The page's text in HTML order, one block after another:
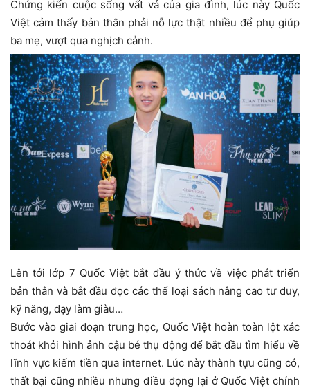
Chứng kiến cuộc sống vất vả của gia đình, lúc này Quốc
Việt cảm thấy bản thân phải nỗ lực thật nhiều để phụ giúp
ba mẹ, vượt qua nghịch cảnh.
Lên tới lớp 7 Quốc Việt bắt đầu ý thức về việc phát triển
bản thân và bắt đầu đọc các thể loại sách nâng cao tư duy,
kỹ năng, dạy làm giàu…
Bước vào giai đoạn trung học, Quốc Việt hoàn toàn lột xác
thoát khỏi hình ảnh cậu bé thụ động để bắt đầu tìm hiểu về
lĩnh vực kiếm tiền qua internet. Lúc này thành tựu cũng có,
thất bại cũng nhiều nhưng điều đọng lại ở Quốc Việt chính